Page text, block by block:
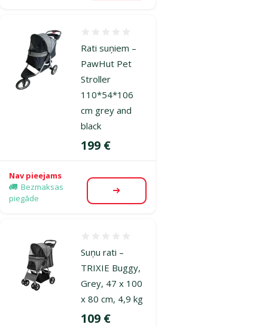
Rati suņiem –
PawHut Pet
Stroller
110*54*106
cm grey and
black
Cena
199 €
Nav pieejams
Bezmaksas
piegāde
Apskatīt
Suņu rati –
TRIXIE Buggy,
Grey, 47 x 100
x 80 cm, 4,9 kg
Cena
109 €